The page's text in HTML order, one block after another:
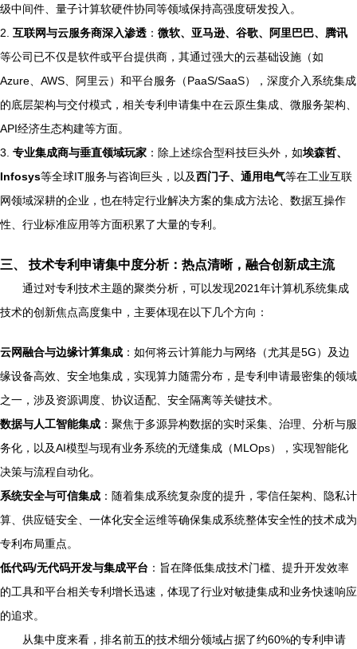
级中间件、量子计算软硬件协同等领域保持高强度研发投入。
2. 互联网与云服务商深入渗透 ： 微软、亚马逊、谷歌、阿里巴巴、腾讯
等公司已不仅是软件或平台提供商，其通过强大的云基础设施（如
Azure、AWS、阿里云）和平台服务（PaaS/SaaS），深度介入系统集成
的底层架构与交付模式，相关专利申请集中在云原生集成、微服务架构、
API经济生态构建等方面。
3. 专业集成商与垂直领域玩家 ：除上述综合型科技巨头外，如埃森哲、
Infosys等全球IT服务与咨询巨头，以及西门子、通用电气等在工业互联
网领域深耕的企业，也在特定行业解决方案的集成方法论、数据互操作
性、行业标准应用等方面积累了大量的专利。
三、 技术专利申请集中度分析：热点清晰，融合创新成主流
通过对专利技术主题的聚类分析，可以发现2021年计算机系统集成
技术的创新焦点高度集中，主要体现在以下几个方向：
云网融合与边缘计算集成 ：如何将云计算能力与网络（尤其是5G）及边
缘设备高效、安全地集成，实现算力随需分布，是专利申请最密集的领域
之一，涉及资源调度、协议适配、安全隔离等关键技术。
数据与人工智能集成 ：聚焦于多源异构数据的实时采集、治理、分析与服
务化，以及AI模型与现有业务系统的无缝集成（MLOps），实现智能化
决策与流程自动化。
系统安全与可信集成 ：随着集成系统复杂度的提升，零信任架构、隐私计
算、供应链安全、一体化安全运维等确保集成系统整体安全性的技术成为
专利布局重点。
低代码/无代码开发与集成平台 ：旨在降低集成技术门槛、提升开发效率
的工具和平台相关专利增长迅速，体现了行业对敏捷集成和业务快速响应
的追求。
从集中度来看，排名前五的技术细分领域占据了约60%的专利申请